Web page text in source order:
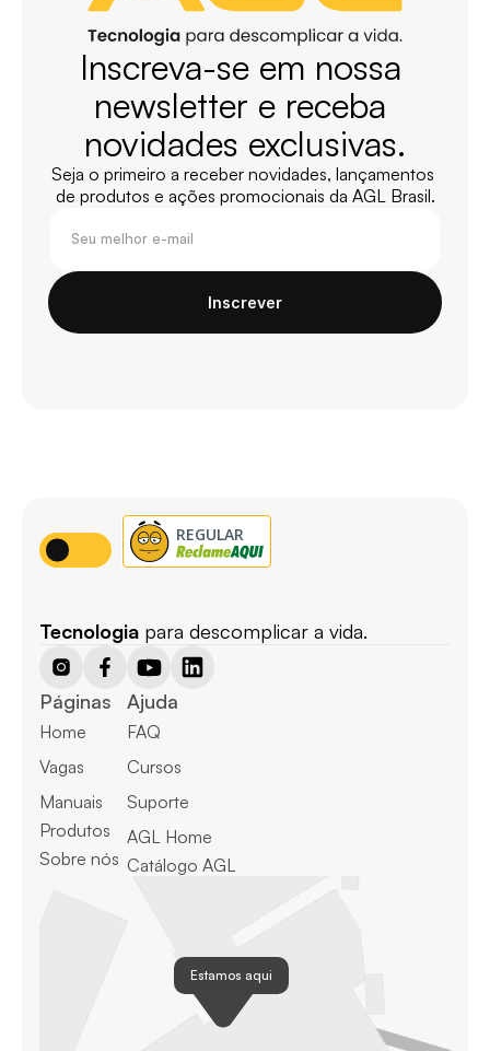
Inscreva-se em nossa
newsletter e receba
novidades exclusivas.
Seja o primeiro a receber novidades, lançamentos
de produtos e ações promocionais da AGL Brasil.
Inscrever
Tecnologia para descomplicar a vida.
Páginas
Home
Vagas
Manuais
Produtos
Sobre nós
Ajuda
FAQ
Cursos
Suporte
AGL Home
Catálogo AGL
Estamos aqui